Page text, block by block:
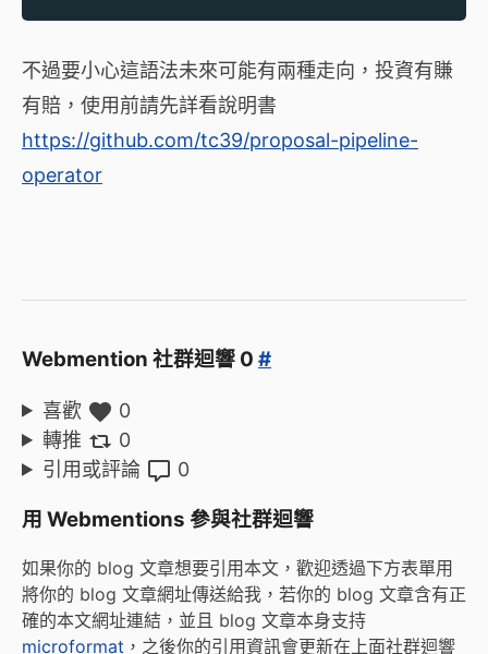
不過要小心這語法未來可能有兩種走向，投資有賺
有賠，使用前請先詳看說明書
https://github.com/tc39/proposal-pipeline-
operator
Webmention 社群迴響 0 #
喜歡
0
轉推
0
引用或評論
0
用 Webmentions 參與社群迴響
如果你的 blog 文章想要引用本文，歡迎透過下方表單用
將你的 blog 文章網址傳送給我，若你的 blog 文章含有正
確的本文網址連結，並且 blog 文章本身支持
microformat ，之後你的引用資訊會更新在上面社群迴響